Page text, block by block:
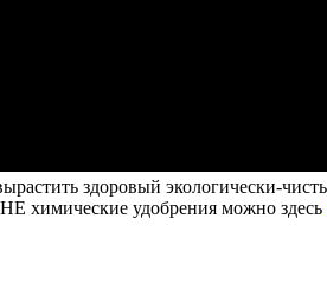
здоровый экологически-
химические удобрения можно здесь